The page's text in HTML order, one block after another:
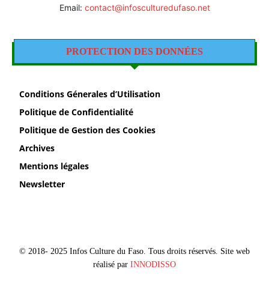
Email: contact@infosculturedufaso.net
PROTECTION DES DONNÉES
Conditions Génerales d’Utilisation
Politique de Confidentialité
Politique de Gestion des Cookies
Archives
Mentions légales
Newsletter
© 2018- 2025 Infos Culture du Faso. Tous droits réservés. Site web
réalisé par INNODISSO